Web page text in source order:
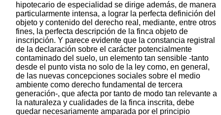
hipotecario de especialidad se dirige además, de manera
particularmente intensa, a lograr la perfecta definición del
objeto y contenido del derecho real, mediante, entre otros
fines, la perfecta descripción de la finca objeto de
inscripción. Y parece evidente que la constancia registral
de la declaración sobre el carácter potencialmente
contaminado del suelo, un elemento tan sensible -tanto
desde el punto vista no solo de la ley como, en general,
de las nuevas concepciones sociales sobre el medio
ambiente como derecho fundamental de tercera
generación-, que afecta por tanto de modo tan relevante a
la naturaleza y cualidades de la finca inscrita, debe
quedar necesariamente amparada por el principio